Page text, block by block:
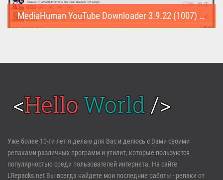
MediaHuman YouTube Downloader 3.9.22 (1007) (Repack & Portable)
Войти
Регистрация
Забыли пароль?
Уже более 10-ти лет я делаю для Вас и делюсь с Вами своими
репаками различных программ и утилит, которые пользуются
популярностью среди пользователей интернета. На сайте
LRepacks.net Вы всегда найдете мои последние работы - репаки от